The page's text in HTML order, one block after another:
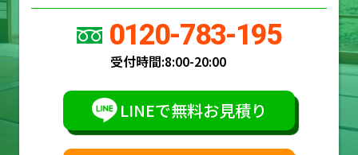
0120-783-195
受付時間:8:00-20:00
LINEで無料お見積り